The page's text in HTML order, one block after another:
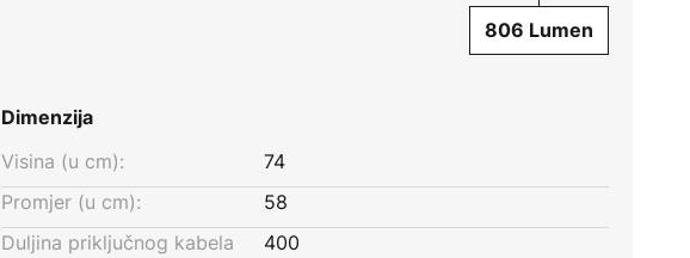
806 Lumen
Dimenzija
Visina (u cm):
74
Promjer (u cm):
58
Duljina priključnog kabela
400